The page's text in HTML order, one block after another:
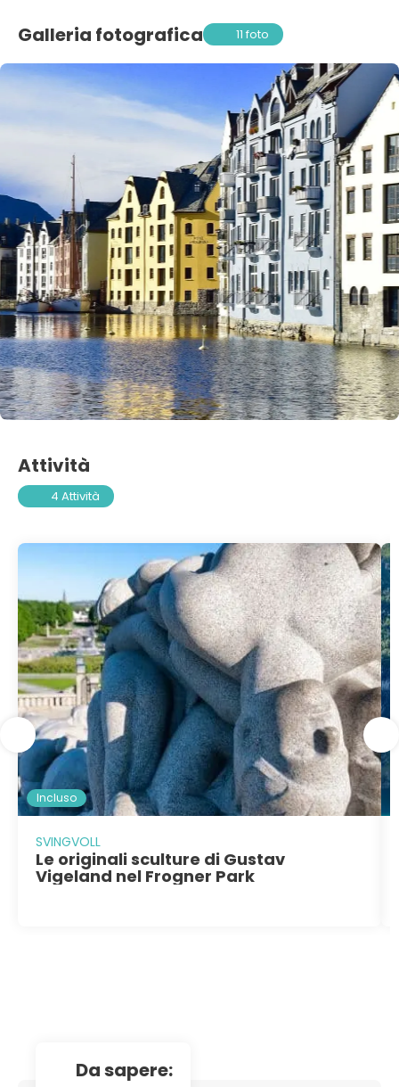
Galleria fotografica 11 foto
Attività
4 Attività
Incluso
SVINGVOLL
Le originali sculture di Gustav
Vigeland nel Frogner Park
da sapere: